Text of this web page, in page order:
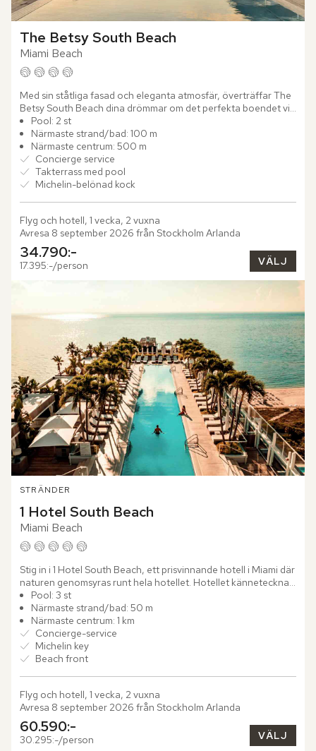
The Betsy South Beach
Miami Beach
Med sin ståtliga fasad och eleganta atmosfär, överträffar The
Betsy South Beach dina drömmar om det perfekta boendet vid
kusten. Njut av den mjuka sanden under dina fötter och låt...
Pool: 2 st
Närmaste strand/bad: 100 m
Närmaste centrum: 500 m
Concierge service
Takterrass med pool
Michelin-belönad kock
Flyg och hotell, 1 vecka, 2 vuxna
Avresa 8 september 2026 från Stockholm Arlanda
34.790:-
17.395:-/person VÄLJ
STRÄNDER
1 Hotel South Beach
Miami Beach
Stig in i 1 Hotel South Beach, ett prisvinnande hotell i Miami där
naturen genomsyras runt hela hotellet. Hotellet kännetecknas
av jordnära färger, möblemang och råvaror framtagna...
Pool: 3 st
Närmaste strand/bad: 50 m
Närmaste centrum: 1 km
Concierge-service
Michelin key
Beach front
Flyg och hotell, 1 vecka, 2 vuxna
Avresa 8 september 2026 från Stockholm Arlanda
60.590:-
30.295:-/person VÄLJ